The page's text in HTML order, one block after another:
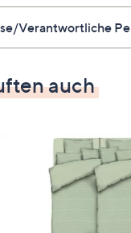
Satin
Seidenfinish
glatte Oberfläche
Verantwortliche
auch